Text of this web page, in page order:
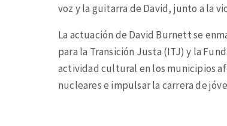
voz y la guitarra de David, junto a la
La actuación de David Burnett se
para la Transición Justa (ITJ) y la
actividad cultural en los municipios
nucleares e impulsar la carrera de